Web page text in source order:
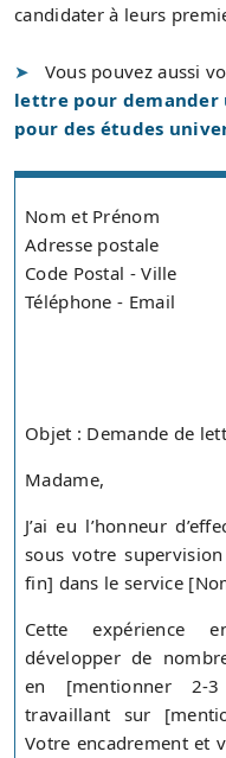
candidater à leurs
Vous pouvez aussi
lettre pour
pour des études
Nom et Prénom
Adresse postale
Code Postal - Ville
Téléphone - Email
Objet : Demande de
Madame,
J’ai eu l’honneur
sous votre
fin] dans le service
Cette expérience
développer de
en [mentionner 2-
travaillant sur
Votre encadrement et